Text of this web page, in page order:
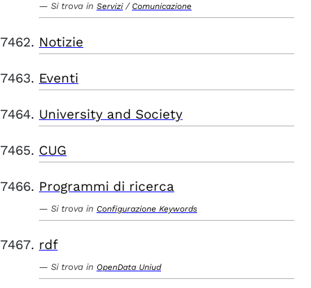
Si trova in Servizi / Comunicazione
Notizie
Eventi
University and Society
CUG
Programmi di ricerca
Si trova in Configurazione Keywords
rdf
Si trova in OpenData Uniud